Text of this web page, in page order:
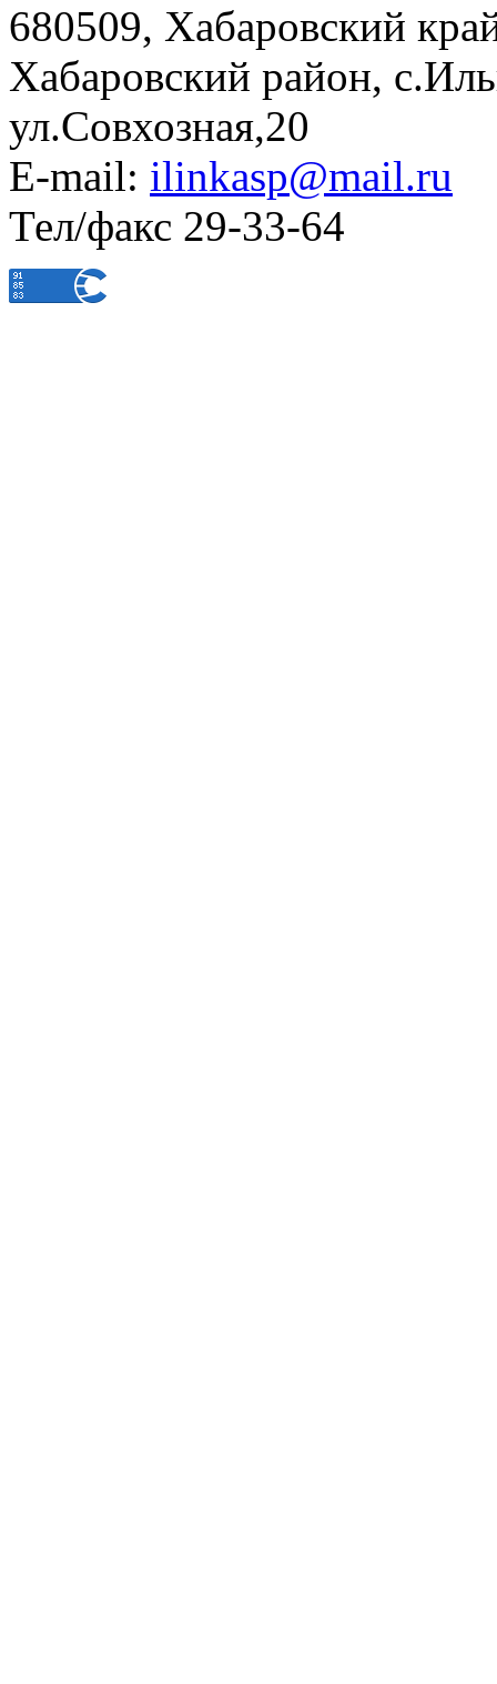
680509, Хабаровский
Хабаровский район,
ул.Совхозная,20
E-mail: ilinkasp@mail.ru
Тел/факс 29-33-64